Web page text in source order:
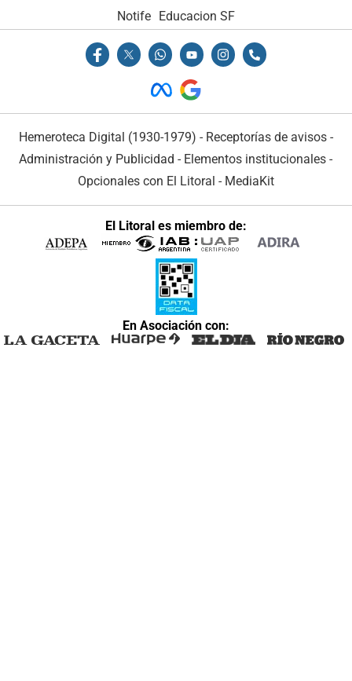
Notife
Educacion SF
Hemeroteca Digital (1930-1979) - Receptorías de avisos -
Administración y Publicidad - Elementos institucionales -
Opcionales con El Litoral - MediaKit
El Litoral es miembro de:
En Asociación con: